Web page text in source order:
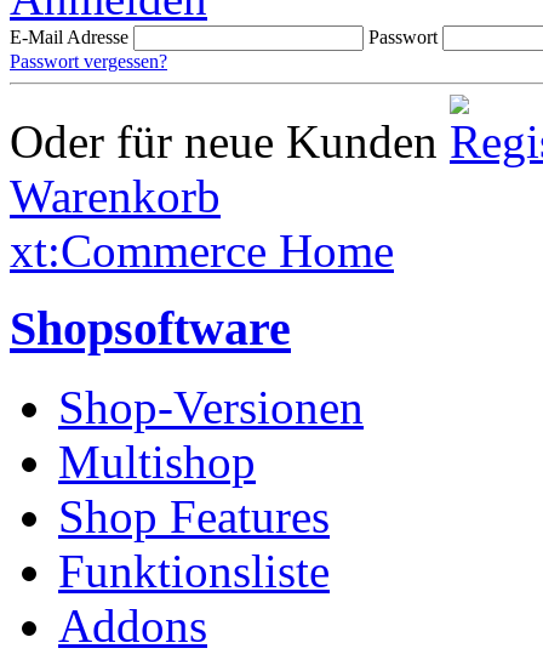
E-Mail Adresse
Passwort
Passwort vergessen?
Oder für neue Kunden
Warenkorb
xt:Commerce Home
Shopsoftware
Shop-Versionen
Multishop
Shop Features
Funktionsliste
Addons